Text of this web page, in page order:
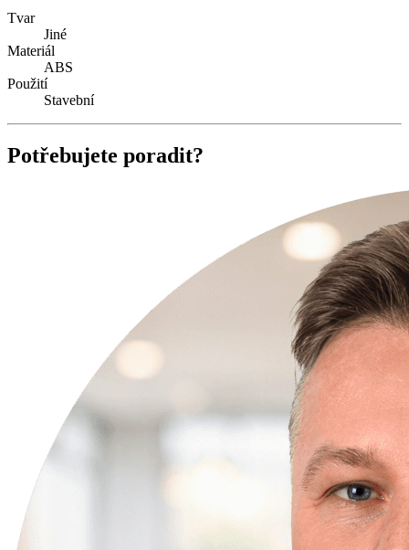
Tvar
Jiné
Materiál
ABS
Použití
Stavební
Potřebujete poradit?